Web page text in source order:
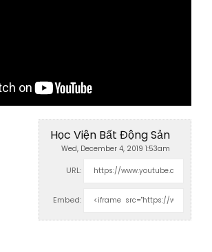
Học Viện Bất Động Sản
Wed, December 4, 2019 1:53am
URL:
Embed: